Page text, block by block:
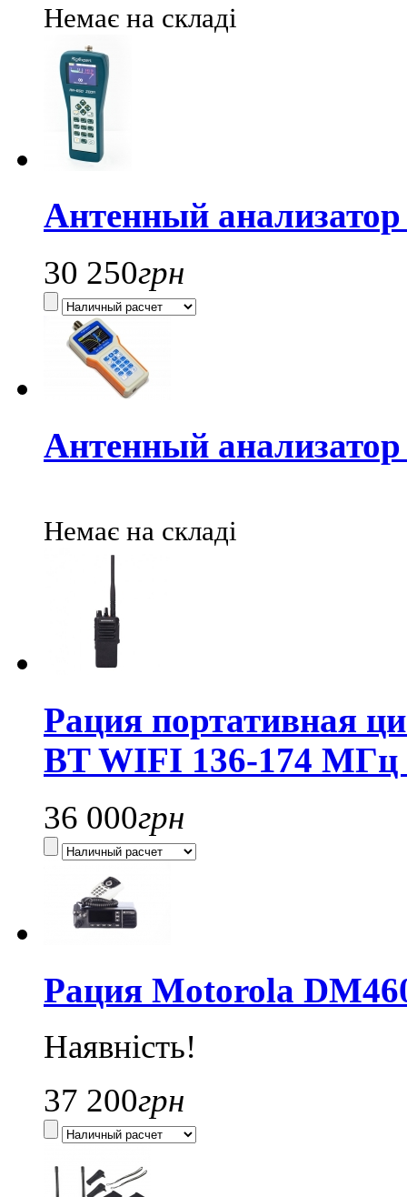
Немає на складі
Антенный
30 250грн
Антенный
Немає на складі
Рация портативная
BT WIFI 136-174 МГц
36 000грн
Рация Motorola
Наявність!
37 200грн